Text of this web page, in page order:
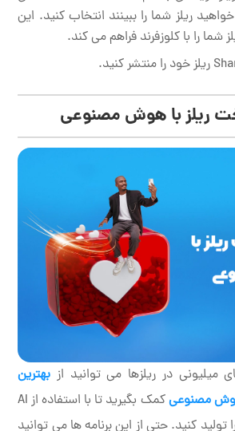
ریلز شما را ببینند انتخاب کنید. این
شما را با کلوزفرند فراهم می کند.
ریلز با هوش مصنوعی
میلیونی در ریلزها می توانید از بهترین
هوش مصنوعی
کمک بگیرید تا با استفاده از AI
کنید. حتی از این برنامه ها می توانید